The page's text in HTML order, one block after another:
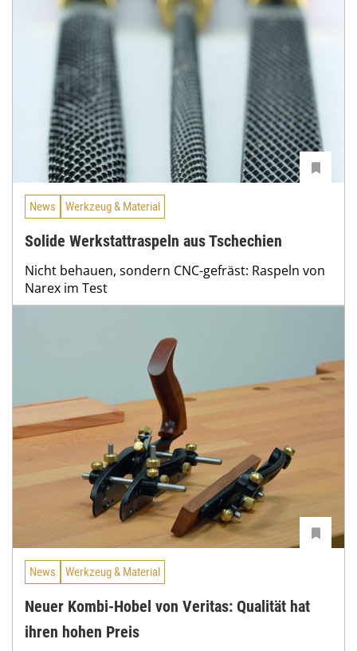
News Werkzeug & Material
Solide Werkstattraspeln aus Tschechien
Nicht behauen, sondern CNC-gefräst: Raspeln von
Narex im Test
News Werkzeug & Material
Neuer Kombi-Hobel von Veritas: Qualität hat
ihren hohen Preis